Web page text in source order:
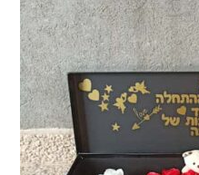
את
הילד
הרחב
את
הילד
הרחב
את